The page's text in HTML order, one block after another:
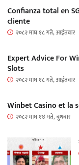
Confianza total en
cliente
२०८२ माघ १८ गते, आईतवार
Expert Advice For
Slots
२०८२ माघ १८ गते, आईतवार
Winbet Casino et la
२०८२ माघ १४ गते, बुधबार